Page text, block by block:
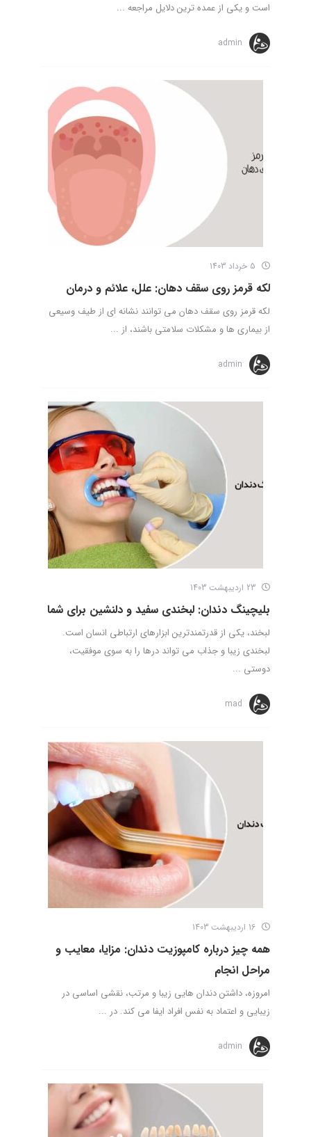
است و یکی از عمده ترین دلایل مراجعه ...
admin
لکه قرمز روی سقف دهان: علل، علائم و درمان
لکه قرمز روی سقف دهان می توانند نشانه ای از طیف وسیعی
از بیماری ها و مشکلات سلامتی باشند، از ...
admin
بلیچینگ دندان: لبخندی سفید و دلنشین برای شما
لبخند، یکی از قدرتمندترین ابزارهای ارتباطی انسان است.
لبخندی زیبا و جذاب می تواند درها را به سوی موفقیت،
دوستی ...
mad
همه چیز درباره کامپوزیت دندان: مزایا، معایب و
مراحل انجام
امروزه، داشتن دندان هایی زیبا و مرتب، نقشی اساسی در
زیبایی و اعتماد به نفس افراد ایفا می کند. در ...
admin